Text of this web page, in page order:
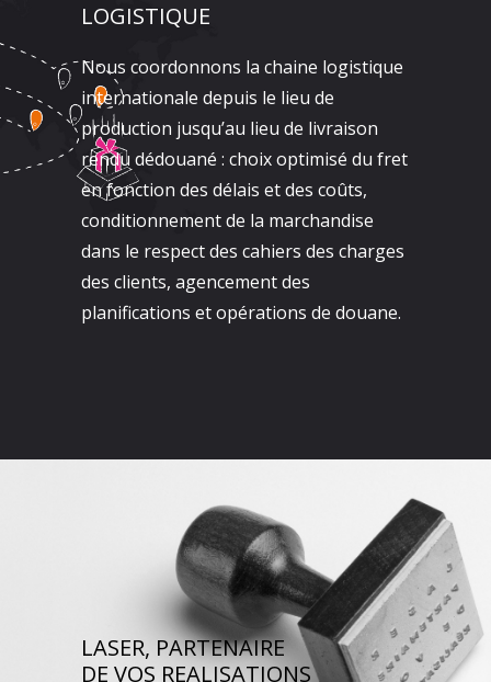
LOGISTIQUE
Nous coordonnons la chaine logistique
internationale depuis le lieu de
production jusqu’au lieu de livraison
rendu dédouané : choix optimisé du fret
en fonction des délais et des coûts,
conditionnement de la marchandise
dans le respect des cahiers des charges
des clients, agencement des
planifications et opérations de douane.
LASER, PARTENAIRE
DE VOS REALISATIONS